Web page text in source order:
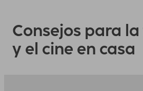
Consejos para
y el cine en casa